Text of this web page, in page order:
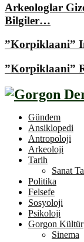
Arkeologlar
Bilgiler…
”Korpiklaani”
”Korpiklaani”
Gündem
Ansiklopedi
Antropoloji
Arkeoloji
Tarih
Sanat
Politika
Felsefe
Sosyoloji
Psikoloji
Gorgon Kültür
Sinema